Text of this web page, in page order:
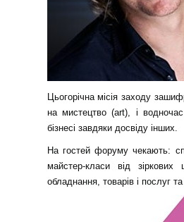
Цьогорічна місія заходу
на мистецтво (art), і
бізнесі завдяки досвіду інших.
На гостей форуму чекають:
майстер-класи від зіркових
обладнання, товарів і послуг